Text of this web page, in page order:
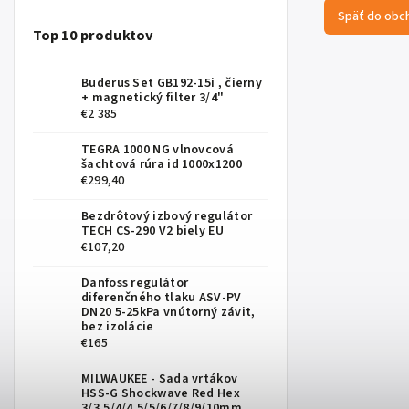
Top 10 produktov
Buderus Set GB192-15i , čierny
+ magnetický filter 3/4"
€2 385
TEGRA 1000 NG vlnovcová
šachtová rúra id 1000x1200
€299,40
Bezdrôtový izbový regulátor
TECH CS-290 V2 biely EU
€107,20
Danfoss regulátor
diferenčného tlaku ASV-PV
DN20 5-25kPa vnútorný závit,
bez izolácie
€165
MILWAUKEE - Sada vrtákov
HSS-G Shockwave Red Hex
Späť do